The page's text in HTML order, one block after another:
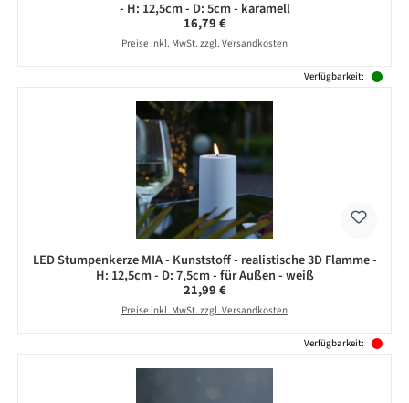
- H: 12,5cm - D: 5cm - karamell
Regulärer Preis:
16,79 €
Preise inkl. MwSt. zzgl. Versandkosten
Verfügbarkeit:
LED Stumpenkerze MIA - Kunststoff - realistische 3D Flamme -
H: 12,5cm - D: 7,5cm - für Außen - weiß
Regulärer Preis:
21,99 €
Preise inkl. MwSt. zzgl. Versandkosten
Verfügbarkeit: